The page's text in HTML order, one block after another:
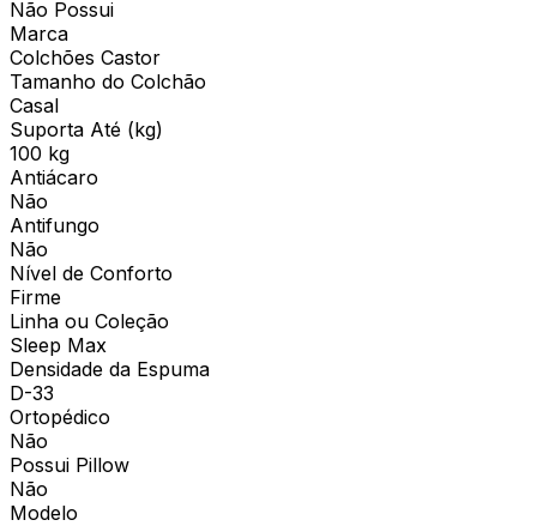
Não Possui
Marca
Colchões Castor
Tamanho do Colchão
Casal
Suporta Até (kg)
100 kg
Antiácaro
Não
Antifungo
Não
Nível de Conforto
Firme
Linha ou Coleção
Sleep Max
Densidade da Espuma
D-33
Ortopédico
Não
Possui Pillow
Não
Modelo